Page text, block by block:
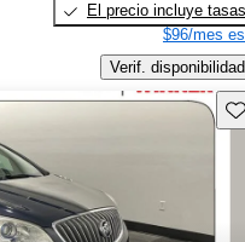
El precio incluye tasas
$96/mes
Verif. disponibilidad